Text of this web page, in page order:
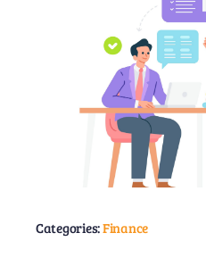
Categories:Finance